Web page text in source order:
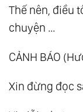
Thế nên, điều
chuyện …
CẢNH BÁO
Xin đừng đọc